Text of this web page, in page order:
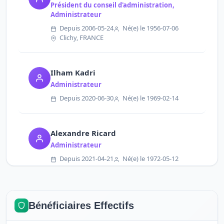
Président du conseil d'administration,
Administrateur
Depuis 2006-05-24
Né(e) le 1956-07-06
Clichy, FRANCE
Ilham Kadri
Administrateur
Depuis 2020-06-30
Né(e) le 1969-02-14
Alexandre Ricard
Administrateur
Depuis 2021-04-21
Né(e) le 1972-05-12
Paris, FRANCE
Jacques Ripoll
Bénéficiaires Effectifs